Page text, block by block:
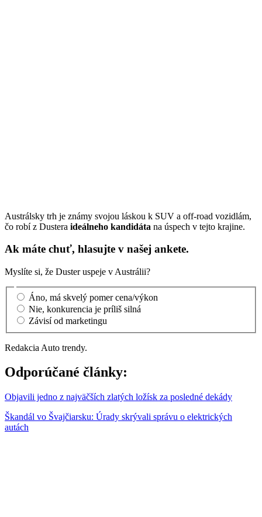
Austrálsky trh je známy svojou láskou k SUV a off-road vozidlám,
čo robí z Dustera ideálneho kandidáta na úspech v tejto krajine.
Ak máte chuť, hlasujte v našej ankete.
Myslíte si, že Duster uspeje v Austrálii?
Áno, má skvelý pomer cena/výkon
Nie, konkurencia je príliš silná
Závisí od marketingu
Redakcia Auto trendy.
Odporúčané články:
Objavili jedno z najväčších zlatých ložísk za posledné dekády
Škandál vo Švajčiarsku: Úrady skrývali správu o elektrických
autách